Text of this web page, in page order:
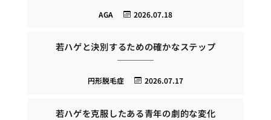
2026.07.18
AGA
若ハゲと決別するための確かなステップ
2026.07.17
円形脱毛症
若ハゲを克服したある青年の劇的な変化